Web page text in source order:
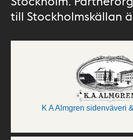
till Stockholmskällan
K A Almgren sidenväveri